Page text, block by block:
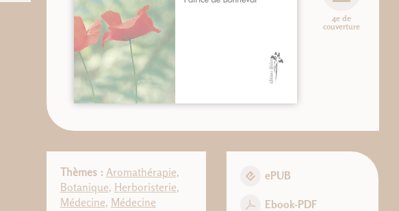
4e de
couverture
Thèmes : Aromathérapie,
Botanique, Herboristerie,
Médecine, Médecine
ePUB
Ebook-PDF